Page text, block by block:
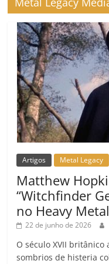
Artigos Metal Legacy
Matthew
“Witchfinder
no Heavy Metal
22 de junho de 2026
O século XVII
sombrios de histeria